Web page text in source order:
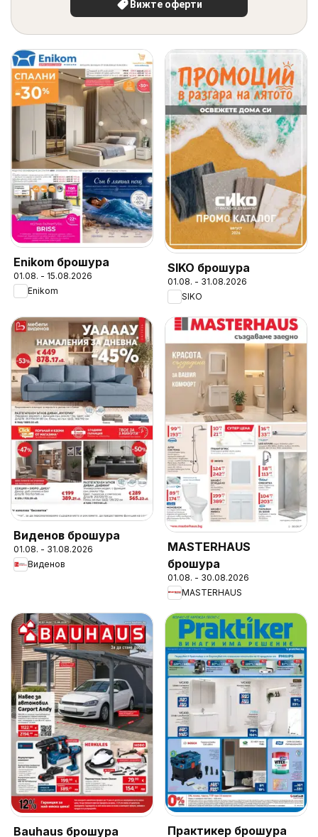
Вижте оферти
Enikom брошура
01.08. - 15.08.2026
Enikom
SIKO брошура
01.08. - 31.08.2026
SIKO
Виденов брошура
01.08. - 31.08.2026
Виденов
MASTERHAUS
брошура
01.08. - 30.08.2026
MASTERHAUS
Bauhaus брошура Практикер брошура